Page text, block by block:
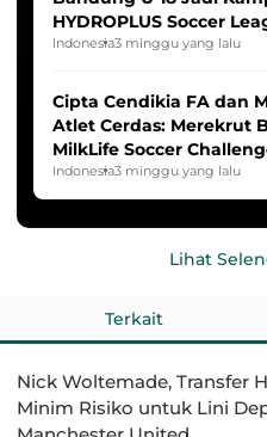
HYDROPLUS Soccer
2025/2026
Indonesia3 minggu yang lalu
Cipta Cendikia FA dan
Atlet Cerdas: Merekrut
MilkLife Soccer
HYDROPLUS Soccer
Indonesia3 minggu yang lalu
Lihat
Terkait
Nick Woltemade, Transfer
Minim Risiko untuk Lini